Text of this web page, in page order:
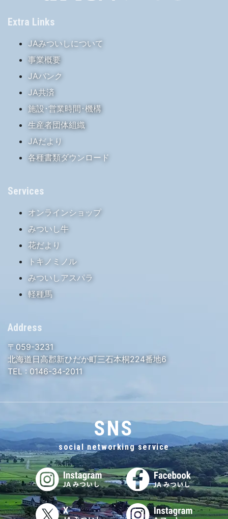
Extra Links
JAみついしについて
事業概要
JAバンク
JA共済
施設･営業時間･機構
生産者団体組織
JAだより
各種書類ダウンロード
Services
オンラインショップ
みついし牛
花だより
トキノミノル
みついしアスパラ
軽種馬
Address
〒059-3231
北海道日高郡新ひだか町三石本桐224番地6
TEL : 0146-34-2011
SNS
social networking service